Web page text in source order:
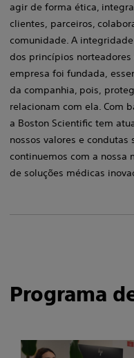
agir de forma ética,
clientes, parceiros,
comunidade. ​​A
dos princípios norteadores
empresa foi fundada,
da companhia, pois,
relacionam com ela.​​ Com
a Boston Scientific tem
nossos valores e
continuemos com a nossa
de soluções médicas
Programa